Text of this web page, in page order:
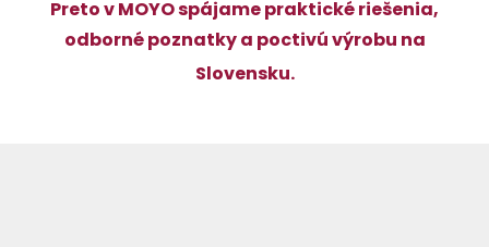
Preto v MOYO spájame praktické riešenia,
odborné poznatky a poctivú výrobu na
Slovensku.